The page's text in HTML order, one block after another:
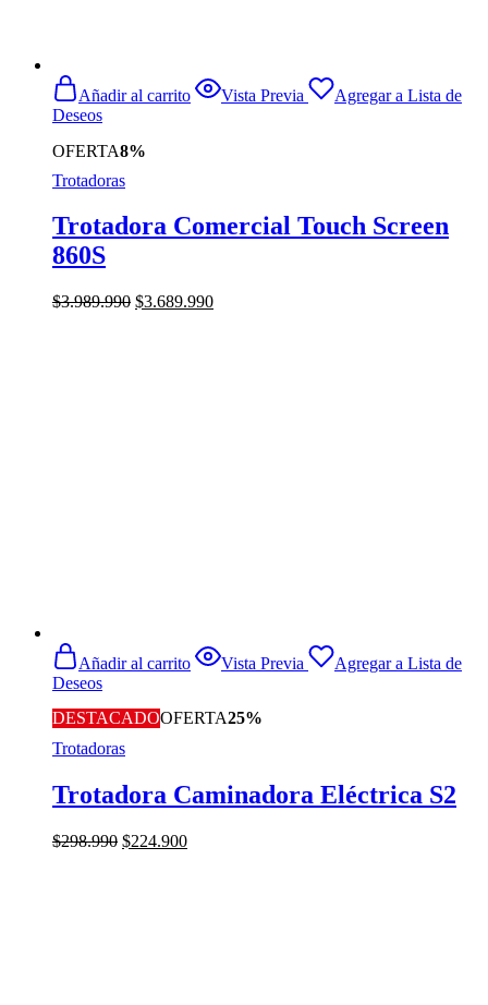
OFERTA8%
Añadir al carrito Vista Previa
Agregar a Lista de
Deseos
Trotadoras
Trotadora Comercial Touch Screen
860S
$3.989.990 El
$3.689.990El
DESTACADOOFERTA25%
Añadir al carrito Vista Previa
Agregar a Lista de
Deseos
Trotadoras
Trotadora Caminadora Eléctrica S2
$298.990 El
$224.900El